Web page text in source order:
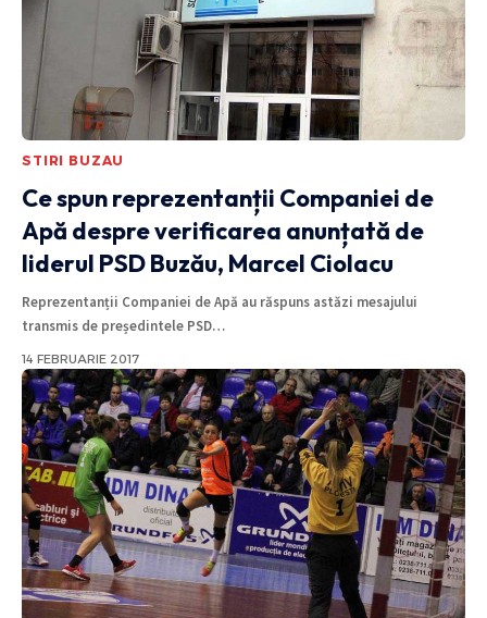
STIRI BUZAU
Ce spun reprezentanții Companiei de
Apă despre verificarea anunțată de
liderul PSD Buzău, Marcel Ciolacu
Reprezentanții Companiei de Apă au răspuns astăzi mesajului
transmis de președintele PSD…
14 FEBRUARIE 2017